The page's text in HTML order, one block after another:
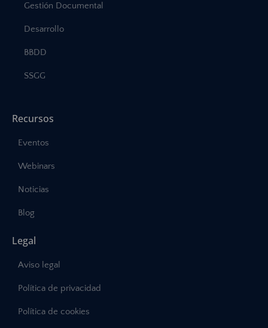
Gestión Documental
Desarrollo
BBDD
SSGG
Recursos
Eventos
Webinars
Noticias
Blog
Legal
Aviso legal
Política de privacidad
Política de cookies